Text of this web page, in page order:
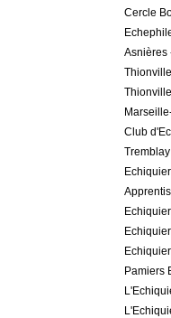
Cercle
Asnières
Club
Pamiers